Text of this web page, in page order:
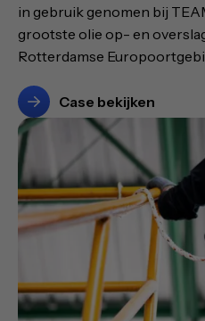
in gebruik genomen bij
grootste olie op- en
Rotterdamse
Case bekijken